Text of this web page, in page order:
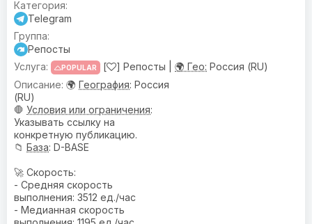
Telegram
Репосты
POPULAR [ ] Репосты | 🌍 Гео: Россия (RU)
🌍 География: Россия
(RU)
🛑 Условия или ограничения:
Указывать ссылку на
конкретную публикацию.
📁 База: D-BASE
🚀 Скорость:
- Средняя скорость
выполнения: 3512 ед./час
- Медианная скорость